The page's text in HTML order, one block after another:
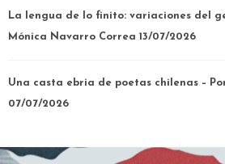
La lengua de lo finito: variaciones del
Mónica Navarro Correa 13/07/2026
Una casta ebria de poetas chilenas –
07/07/2026